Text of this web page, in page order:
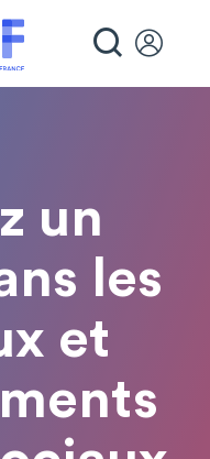
un
les
et